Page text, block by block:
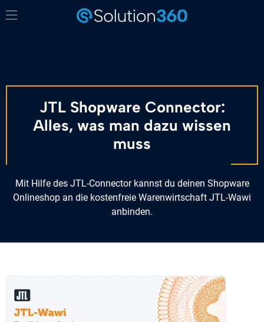
JTL Shopware Connector:
Alles, was man dazu wissen
muss
Mit Hilfe des JTL-Connector kannst du deinen Shopware
Onlineshop an die kostenfreie Warenwirtschaft JTL-Wawi
anbinden.